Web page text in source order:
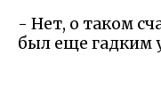
- Нет, о таком
был еще гадким